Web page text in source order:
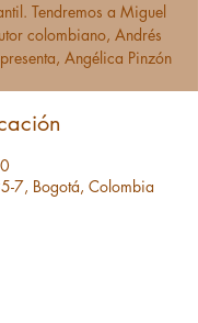
Tendremos a Miguel
colombiano, Andrés
Angélica Pinzón
7, Bogotá, Colombia